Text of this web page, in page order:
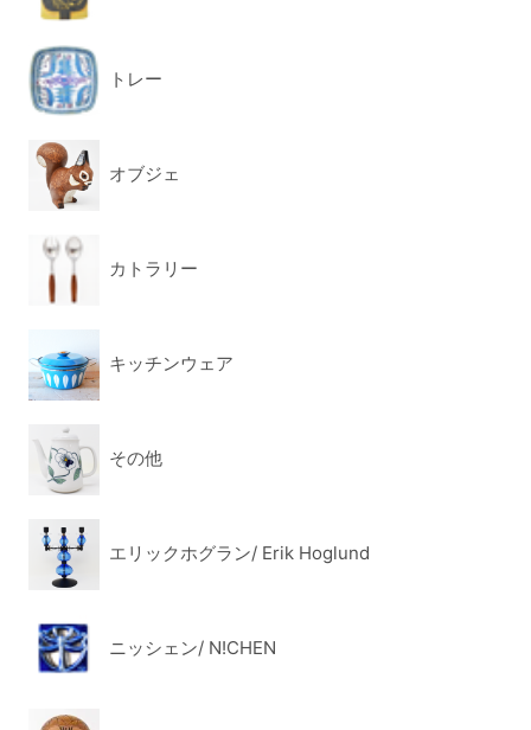
トレー
オブジェ
カトラリー
キッチンウェア
その他
エリックホグラン/ Erik Hoglund
ニッシェン/ N!CHEN